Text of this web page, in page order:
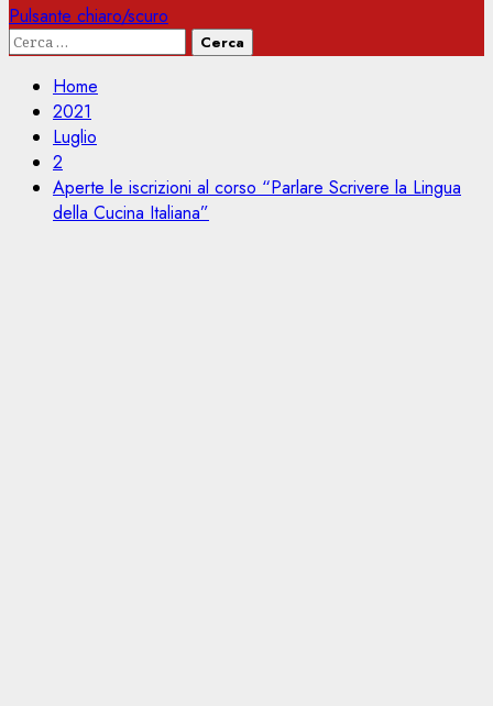
Pulsante chiaro/scuro
Ricerca
Home
2021
Luglio
2
Aperte le iscrizioni al corso “Parlare Scrivere la Lingua
della Cucina Italiana”